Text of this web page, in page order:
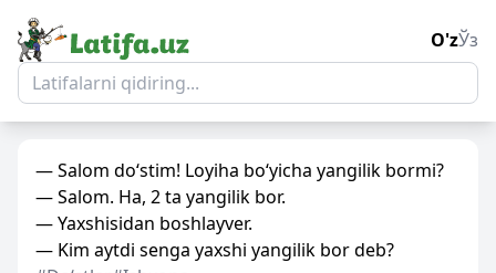
O'zЎз
— Salom do‘stim! Loyiha bo‘yicha yangilik bormi?
— Salom. Ha, 2 ta yangilik bor.
— Yaxshisidan boshlayver.
— Kim aytdi senga yaxshi yangilik bor deb?